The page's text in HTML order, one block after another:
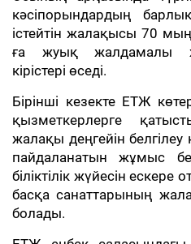
кәсіпорындардың
істейтін жалақысы 70 мың
ға жуық жалдамалы
кірістері өседі.
Бірінші кезекте ЕТЖ
қызметкерлерге
жалақы деңгейін белгілеу
пайдаланатын жұмыс
біліктілік жүйесін
басқа санаттарының
болады.